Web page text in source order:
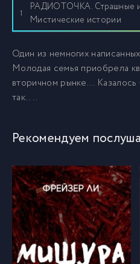
1
РАДИОТОЧКА. Страшные
Мистические истории
Один из немногих
Молодая семья приобрела
вторичном рынке...
так....
Рекомендуем